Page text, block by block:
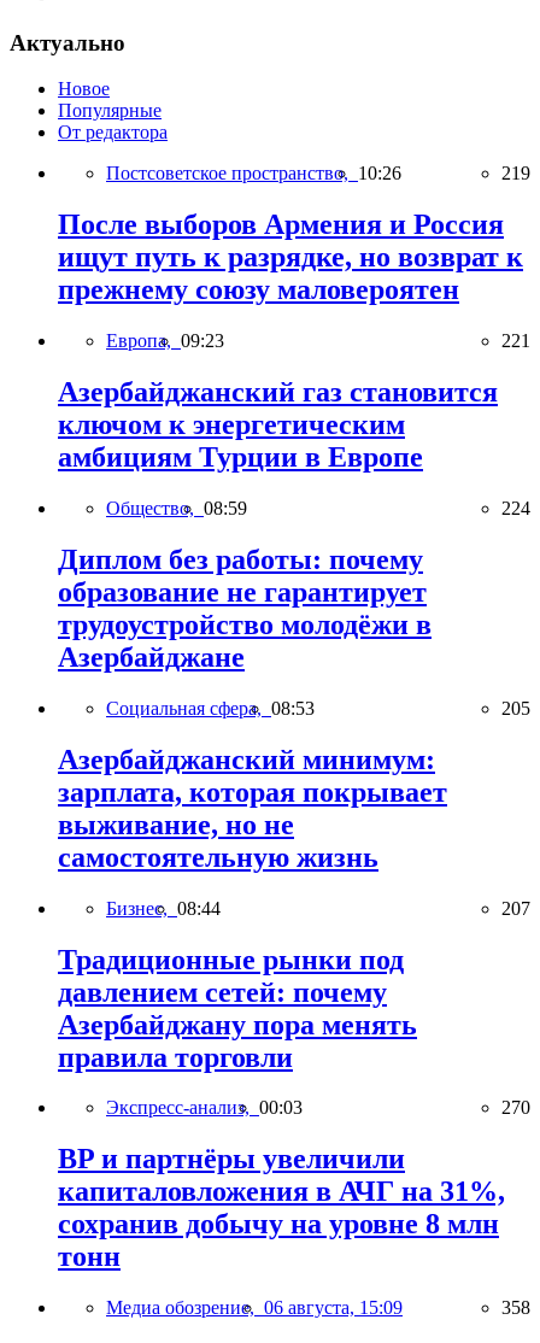
Актуально
Новое
Популярные
От редактора
Постсоветское пространство, 10:26 219
После выборов Армения и Россия
ищут путь к разрядке, но возврат к
прежнему союзу маловероятен
Европа, 09:23 221
Азербайджанский газ становится
ключом к энергетическим
амбициям Турции в Европе
Общество, 08:59 224
Диплом без работы: почему
образование не гарантирует
трудоустройство молодёжи в
Азербайджане
Социальная сфера, 08:53 205
Азербайджанский минимум:
зарплата, которая покрывает
выживание, но не
самостоятельную жизнь
Бизнес, 08:44 207
Традиционные рынки под
давлением сетей: почему
Азербайджану пора менять
правила торговли
Экспресс-анализ, 00:03 270
BP и партнёры увеличили
капиталовложения в АЧГ на 31%,
сохранив добычу на уровне 8 млн
тонн
Медиа обозрение, 06 августа, 15:09 358